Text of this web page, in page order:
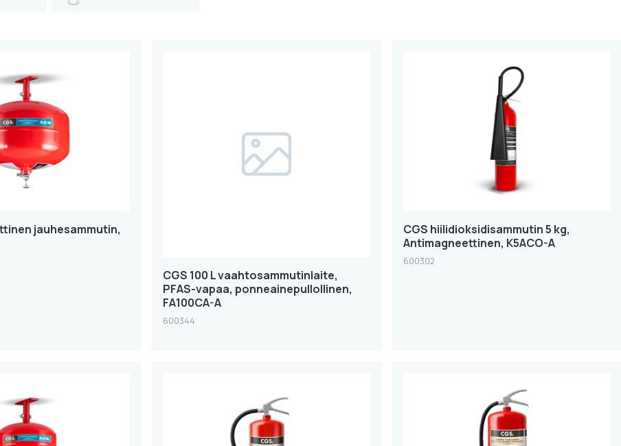
jauhesammutin,
CGS 100 L vaahtosammutinlaite,
PFAS-vapaa, ponneainepullollinen,
FA100CA-A
600344
CGS hiilidioksidisammutin 5 kg,
Antimagneettinen, K5ACO-A
600302